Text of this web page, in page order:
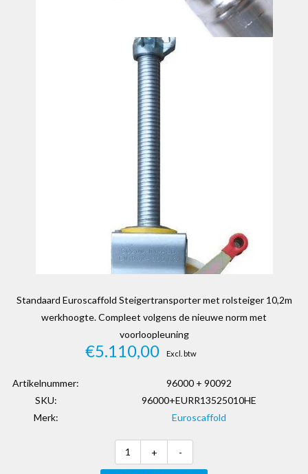
Standaard Euroscaffold Steigertransporter met rolsteiger 10,2m
werkhoogte. Compleet volgens de nieuwe norm met
voorloopleuning
€5.110,00 Excl. btw
Artikelnummer:
96000 + 90092
SKU:
96000+EURR13525010HE
Merk:
Euroscaffold
+ -